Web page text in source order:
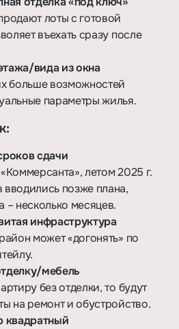
лоты с готовой
въехать сразу после
вида из окна
больше возможностей
параметры жилья.
сдачи
летом 2025 г.
позже плана,
– несколько месяцев.
инфраструктура
может «догонять» по
мебель
без отделки, то будут
на ремонт и обустройство.
квадратный